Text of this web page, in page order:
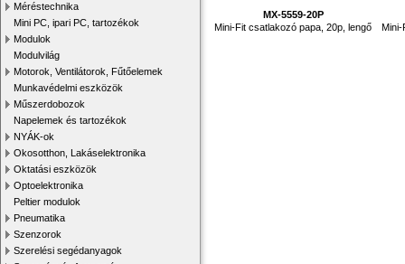
Méréstechnika
Mini PC, ipari PC, tartozékok
Modulok
Modulvilág
Motorok, Ventilátorok, Fűtőelemek
Munkavédelmi eszközök
Műszerdobozok
Napelemek és tartozékok
NYÁK-ok
Okosotthon, Lakáselektronika
Oktatási eszközök
Optoelektronika
Peltier modulok
Pneumatika
Szenzorok
Szerelési segédanyagok
MX-5559-20P
Mini-Fit csatlakozó papa, 20p, lengő
Mini-